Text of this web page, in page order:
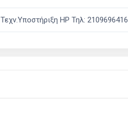
HP Τηλ: 2109696416